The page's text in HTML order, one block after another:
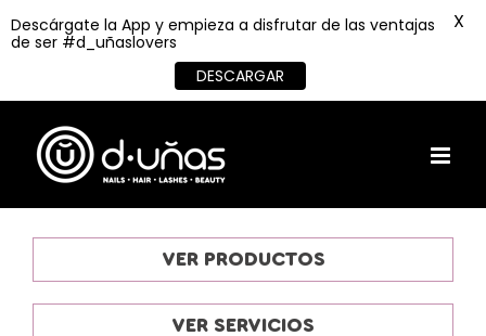
content
VER PRODUCTOS
VER SERVICIOS
Descárgate la App y empieza a disfrutar de las ventajas
de ser #d_uñaslovers
DESCARGAR
X